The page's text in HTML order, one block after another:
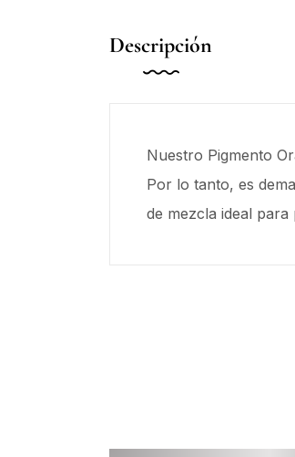
Descripción
Nuestro Pigmento
Por lo tanto, es
de mezcla ideal para